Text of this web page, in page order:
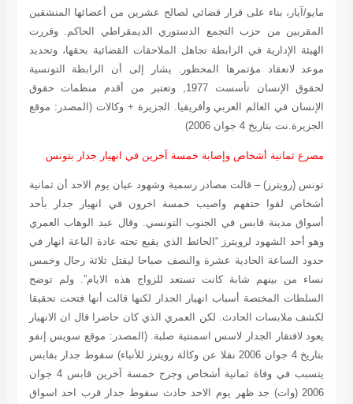
مايو/آيار، بناء على قرار قضائي لصالح عشرين من أعضائها المنشقين
المقربين من حزب التجمع الدستوري الديمقراطي الحاكم. وقررت
الهيئة الإدارية في الرابطة تجاهل الملاحقات القضائية بحقها، وتحديد
موعد لانعقاد مؤتمرها المحظور. يشار إلى أن الرابطة التونسية
لحقوق الإنسان تأسست 1977, وتعتبر من أقدم منظمات حقوق
الإنسان في العالم العربي وأفريقيا. الجزيرة + وكالات(المصدر: موقع
الجزيرة.نت بتاريخ 4 جوان 2006)
مصرع ثمانية أشخاص وإصابة خمسة آخرين في انهيار جدار بتونس
تونس (رويترز) – قالت مصادر رسمية وشهود عيان يوم الاحد أن ثمانية
أشخاص لقوا حتفهم واصيب خمسة اخرون في انهيار جدار بأحد
أسواق مدينة قابس في الجنوب التونسي. وقال عبد الوهاب العمري
وهو أحد الشهود لرويترز “الحائط الذي يقبع تحته عادة الباعة انهار في
حدود الساعة الحادية عشرة والنصف صباحا ليقتل ثلاثة رجال وخمس
نساء من بينهم شابة كانت تستعد للزواج هذه الايام”. ولم توضح
السلطات المختصة أسباب انهيار الجدار لكنها قالت أنها فتحت تحقيقا
لكشف ملابسات الحادث. لكن العمري الذي كان حاضرا قال ان الانهيار
يعود لافتقار الجدار لاسس اسمنتية صلبة. (المصدر: موقع سويس إنفو
بتاريخ 4 جوان 2006 نقلا عن وكالة رويترز للأنباء) سقوط جدار بقابس
يتسبب في وفاة ثمانية أشخاص وجرح خمسة آخرين قابس 4 جوان
2006 (وات) جد ظهر يوم الاحد حادث سقوط جدار قرب احد اسواق